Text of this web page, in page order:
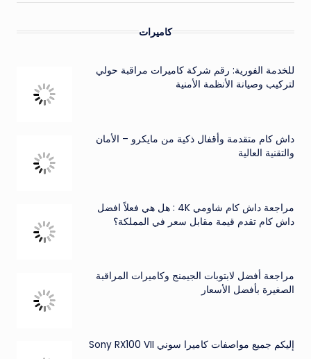
كاميرات
للخدمة الفورية: رقم شركة كاميرات مراقبة حولي
لتركيب وصيانة الأنظمة الأمنية
داش كام متقدمة وأقفال ذكية من مايكرو – الأمان
والتقنية العالية
مراجعة داش كام شاومي 4K : هل هي فعلاً افضل
داش كام تقدم قيمة مقابل سعر في المملكة؟
مراجعة أفضل لابتوبات الجيمنج وكاميرات المراقبة
الصغيرة بأفضل الأسعار
إليكم جميع مواصفات كاميرا سوني Sony RX100 VII